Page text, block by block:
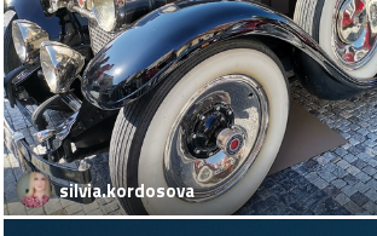
silvia.kordosova